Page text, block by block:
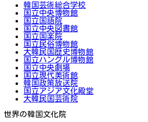
韓国芸術総合学校
国立中央博物館
国立国語院
国立中央図書館
国立国楽院
国立民俗博物館
大韓民国歴史博物館
国立ハングル博物館
国立中央劇場
国立現代美術館
韓国政策放送院
国立アジア文化殿堂
大韓民国芸術院
世界の韓国文化院